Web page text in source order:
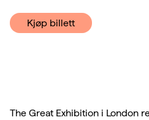
Kjøp billett
The Great Exhibition i London